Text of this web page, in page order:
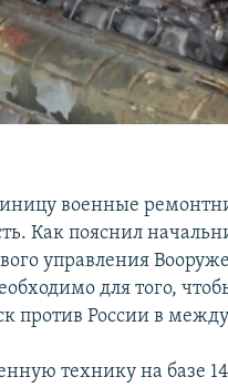
военные
Как пояснил
управления
для того,
против России в
технику на базе